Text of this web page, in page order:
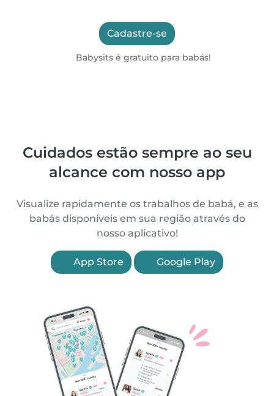
Cadastre-se
Babysits é gratuito para babás!
Cuidados estão sempre ao seu
alcance com nosso app
Visualize rapidamente os trabalhos de babá, e as
babás disponíveis em sua região através do
nosso aplicativo!
App Store Google Play